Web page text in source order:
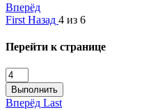
Вперёд
First Назад 4 из 6
Перейти к странице
Выполнить
Вперёд Last